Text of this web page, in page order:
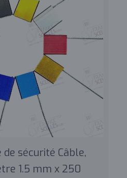
de sécurité Câble,
1.5 mm x 250